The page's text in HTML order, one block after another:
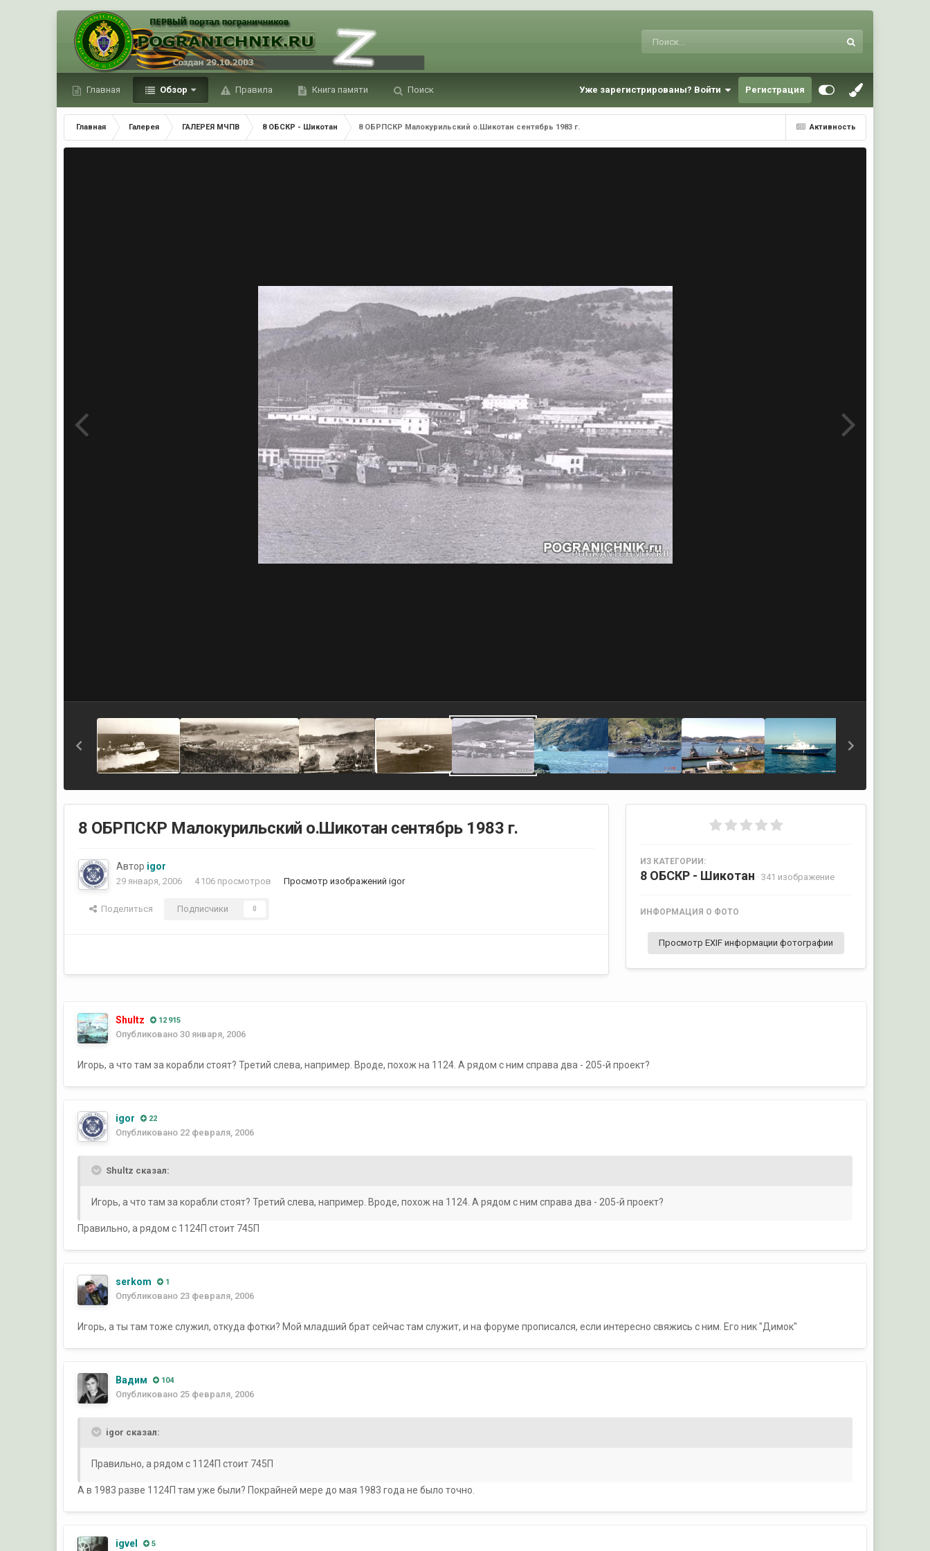
Главная Обзор Правила Книга памяти Поиск Уже зарегистрированы? Войти Регистрация
Активность
Главная Галерея ГАЛЕРЕЯ МЧПВ 8 ОБСКР - Шикотан 8 ОБРПСКР Малокурильский о.Шикотан сентябрь 1983 г.
8 ОБРПСКР Малокурильский о.Шикотан сентябрь 1983 г.
Автор igor
29 января, 2006 4 106 просмотров Просмотр изображений igor
Поделиться Подписчики 0
ИЗ КАТЕГОРИИ:
8 ОБСКР - Шикотан · 341 изображение
ИНФОРМАЦИЯ О ФОТО
Просмотр EXIF информации фотографии
Shultz 12 915
Опубликовано 30 января, 2006
Игорь, а что там за корабли стоят? Третий слева, например. Вроде, похож на 1124. А рядом с ним справа два - 205-й проект?
igor 22
Опубликовано 22 февраля, 2006
Shultz сказал:
Игорь, а что там за корабли стоят? Третий слева, например. Вроде, похож на 1124. А рядом с ним справа два - 205-й проект?
Правильно, а рядом с 1124П стоит 745П
serkom 1
Опубликовано 23 февраля, 2006
Игорь, а ты там тоже служил, откуда фотки? Мой младший брат сейчас там служит, и на форуме прописался, если интересно свяжись с ним. Его ник "Димок"
Вадим 104
Опубликовано 25 февраля, 2006
igor сказал:
Правильно, а рядом с 1124П стоит 745П
А в 1983 разве 1124П там уже были? Покрайней мере до мая 1983 года не было точно.
igvel 5